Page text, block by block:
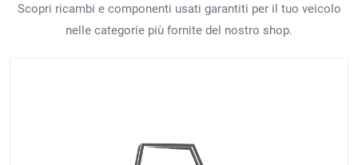
Scopri ricambi e componenti usati garantiti per il tuo veicolo
nelle categorie più fornite del nostro shop.